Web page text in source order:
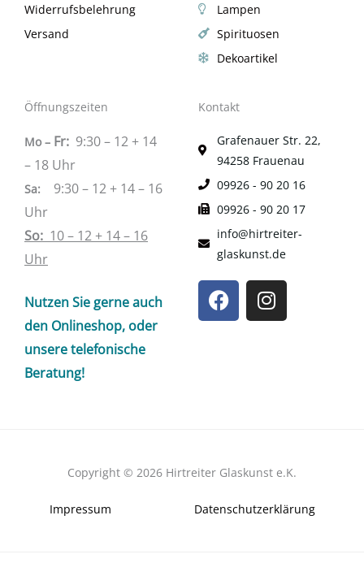
Widerrufsbelehrung
Versand
Lampen
Spirituosen
Dekoartikel
Öffnungszeiten
Mo – Fr: 9:30 – 12 + 14
– 18 Uhr
Sa: 9:30 – 12 + 14 – 16
Uhr
So: 10 – 12 + 14 – 16
Uhr
Nutzen Sie gerne auch
den Onlineshop, oder
unsere telefonische
Beratung!
Kontakt
Grafenauer Str. 22,
94258 Frauenau
09926 - 90 20 16
09926 - 90 20 17
info@hirtreiter-
glaskunst.de
F
a
c
I
n
s
Copyright © 2026 Hirtreiter Glaskunst e.K.
Impressum Datenschutzerklärung